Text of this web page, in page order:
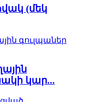
(մեկ
կար...